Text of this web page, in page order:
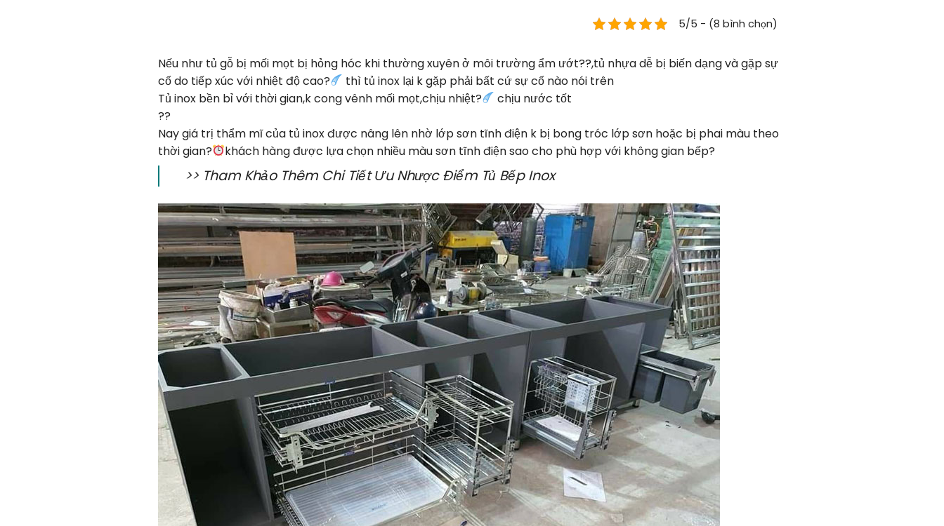
5/5 - (8 bình chọn)
Nếu như tủ gỗ bị mối mọt bị hỏng hóc khi thường xuyên ở môi trường ẩm ướt??,tủ nhựa dễ bị biến dạng và gặp sự
cố do tiếp xúc với nhiệt độ cao?
thì tủ inox lại k gặp phải bất cứ sự cố nào nói trên
Tủ inox bền bỉ với thời gian,k cong vênh mối mọt,chịu nhiệt?
chịu nước tốt
??
Nay giá trị thẩm mĩ của tủ inox được nâng lên nhờ lớp sơn tĩnh điện k bị bong tróc lớp sơn hoặc bị phai màu theo
thời gian?
khách hàng được lựa chọn nhiều màu sơn tĩnh điện sao cho phù hợp với không gian bếp?
>> Tham Khảo Thêm Chi Tiết Ưu Nhược Điểm Tủ Bếp Inox